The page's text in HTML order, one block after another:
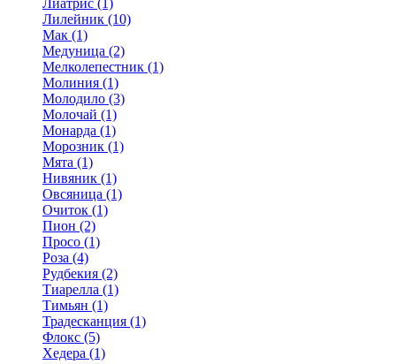
Лиатрис (1)
Лилейник (10)
Мак (1)
Медуница (2)
Мелколепестник (1)
Молиния (1)
Молодило (3)
Молочай (1)
Монарда (1)
Морозник (1)
Мята (1)
Нивяник (1)
Овсяница (1)
Очиток (1)
Пион (2)
Просо (1)
Роза (4)
Рудбекия (2)
Тиарелла (1)
Тимьян (1)
Традесканция (1)
Флокс (5)
Хедера (1)